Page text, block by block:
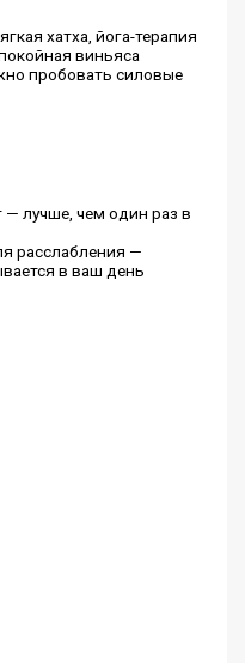
хатха, йога-терапия
виньяса
пробовать силовые
лучше, чем один раз в
расслабления —
в ваш день